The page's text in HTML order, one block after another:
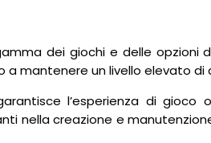
dei giochi e delle opzioni
mantenere un livello elevato
l’esperienza di gioco
nella creazione e